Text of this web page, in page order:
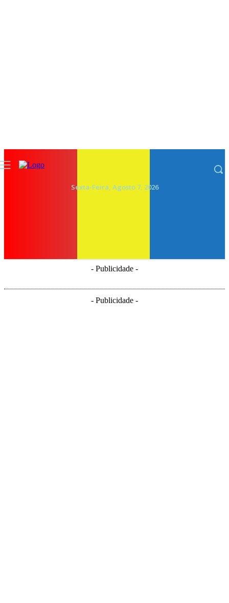
Sexta-Feira, Agosto 7, 2026
- Publicidade -
- Publicidade -